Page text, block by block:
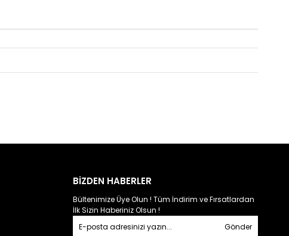
BİZDEN HABERLER
Bültenimize Üye Olun ! Tüm İndirim ve Fırsatlardan
İlk Sizin Haberiniz Olsun !
Gönder